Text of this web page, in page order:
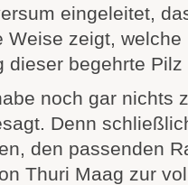
eingeleitet,
Weise zeigt, welche
dieser begehrte
noch gar nichts
Denn
den passenden
Thuri Maag zur